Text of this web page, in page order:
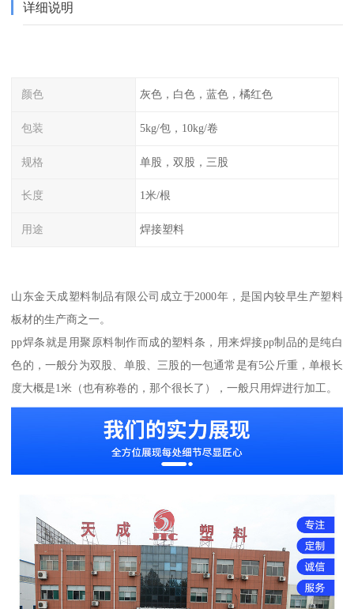
详细说明
颜色 灰色，白色，蓝色，橘红色
包装 5kg/包，10kg/卷
规格 单股，双股，三股
长度 1米/根
用途 焊接塑料
山东金天成塑料制品有限公司成立于2000年，是国内较早生产塑料
板材的生产商之一。
pp焊条就是用聚原料制作而成的塑料条，用来焊接pp制品的是纯白
色的，一般分为双股、单股、三股的一包通常是有5公斤重，单根长
度大概是1米（也有称卷的，那个很长了），一般只用焊进行加工。